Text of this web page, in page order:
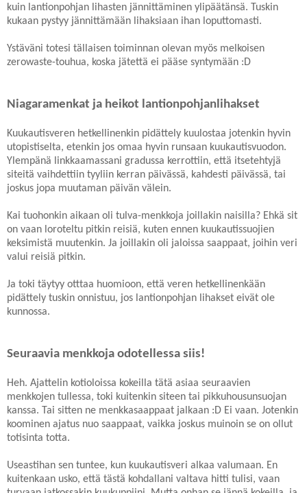
kuin lantionpohjan lihasten jännittäminen ylipäätänsä. Tuskin
kukaan pystyy jännittämään lihaksiaan ihan loputtomasti.
Ystäväni totesi tällaisen toiminnan olevan myös melkoisen
zerowaste-touhua, koska jätettä ei pääse syntymään :D
Niagaramenkat ja heikot lantionpohjanlihakset
Kuukautisveren hetkellinenkin pidättely kuulostaa jotenkin hyvin
utopistiselta, etenkin jos omaa hyvin runsaan kuukautisvuodon.
Ylempänä linkkaamassani gradussa kerrottiin, että itsetehtyjä
siteitä vaihdettiin tyyliin kerran päivässä, kahdesti päivässä, tai
joskus jopa muutaman päivän välein.
Kai tuohonkin aikaan oli tulva-menkkoja joillakin naisilla? Ehkä sit
on vaan loroteltu pitkin reisiä, kuten ennen kuukautissuojien
keksimistä muutenkin. Ja joillakin oli jaloissa saappaat, joihin veri
valui reisiä pitkin.
Ja toki täytyy otttaa huomioon, että veren hetkellinenkään
pidättely tuskin onnistuu, jos lantionpohjan lihakset eivät ole
kunnossa.
Seuraavia menkkoja odotellessa siis!
Heh. Ajattelin kotioloissa kokeilla tätä asiaa seuraavien
menkkojen tullessa, toki kuitenkin siteen tai pikkuhousunsuojan
kanssa. Tai sitten ne menkkasaappaat jalkaan :D Ei vaan. Jotenkin
koominen ajatus nuo saappaat, vaikka joskus muinoin se on ollut
totisinta totta.
Useastihan sen tuntee, kun kuukautisveri alkaa valumaan. En
kuitenkaan usko, että tästä kohdallani valtava hitti tulisi, vaan